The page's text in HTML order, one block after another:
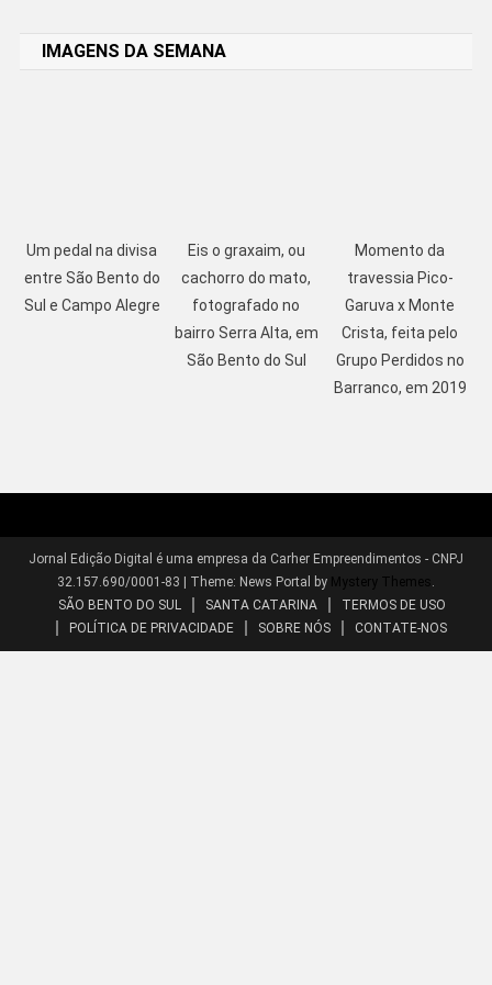
IMAGENS DA SEMANA
Um pedal na divisa
entre São Bento do
Sul e Campo Alegre
Eis o graxaim, ou
cachorro do mato,
fotografado no
bairro Serra Alta, em
São Bento do Sul
Momento da
travessia Pico-
Garuva x Monte
Crista, feita pelo
Grupo Perdidos no
Barranco, em 2019
Jornal Edição Digital é uma empresa da Carher Empreendimentos - CNPJ
32.157.690/0001-83 | Theme: News Portal by Mystery Themes
SÃO BENTO DO SUL
SANTA CATARINA
TERMOS DE USO
POLÍTICA DE PRIVACIDADE
SOBRE NÓS CONTATE-NOS